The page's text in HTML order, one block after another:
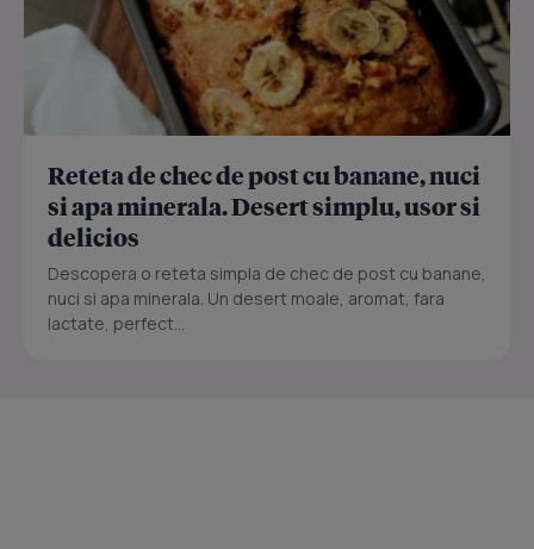
Reteta de chec de post cu banane, nuci
si apa minerala. Desert simplu, usor si
delicios
Descopera o reteta simpla de chec de post cu banane,
nuci si apa minerala. Un desert moale, aromat, fara
lactate, perfect...